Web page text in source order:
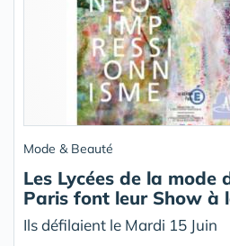
Mode & Beauté
Les Lycées de la mode
Paris font leur Show à
Ils défilaient le Mardi 15 Juin